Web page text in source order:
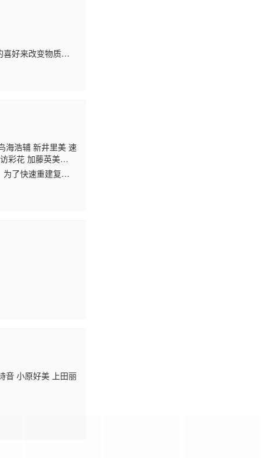
好来改变物质的
海浩辅 新井里美 速
彩花 加藤英美
佳 内田真礼 沼仓
了快速重建复
的犯罪行为也日
尽管被死板的法
力。他们就是：由
音 小原好美 上田丽